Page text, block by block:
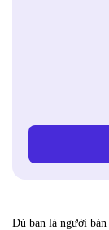
Dù bạn là người